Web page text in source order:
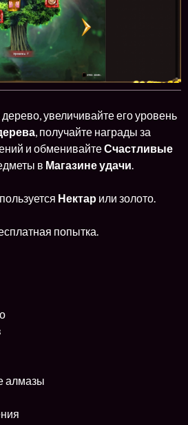
увеличивайте его уровень
, получайте награды за
и обменивайтеСчастливые
в Магазине удачи.
Нектар или золото.
попытка.
алмазы